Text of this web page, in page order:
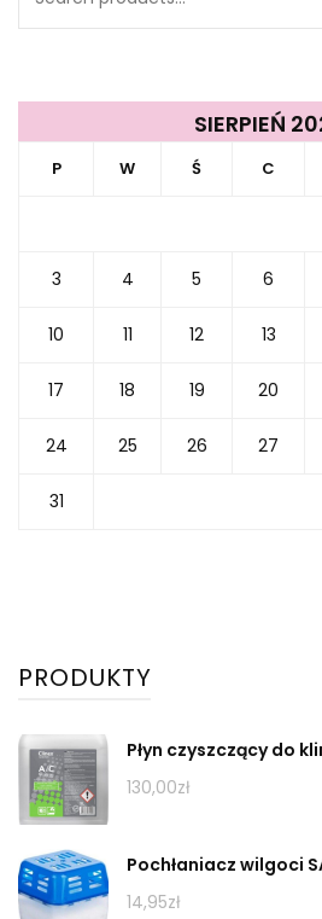
SIERPIEŃ
P W Ś C
3 4 5 6
10 11 12 13
17 18 19 20
24 25 26 27
31
PRODUKTY
Płyn czyszczący do
130,00zł
Pochłaniacz wilgoci
14,95zł